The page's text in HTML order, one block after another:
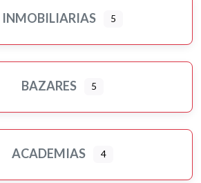
INMOBILIARIAS 5
BAZARES 5
ACADEMIAS 4